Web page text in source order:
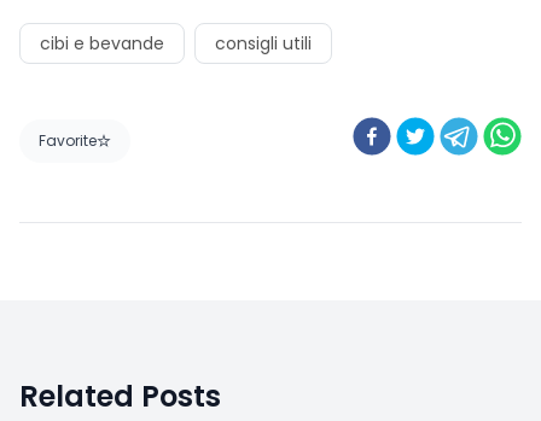
cibi e bevande consigli utili
Favorite
Related Posts